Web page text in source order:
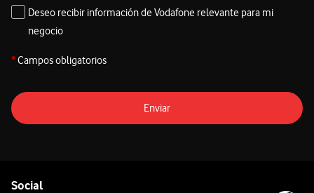
Deseo recibir información de Vodafone relevante para mi
negocio
*Campos obligatorios
Enviar
Social